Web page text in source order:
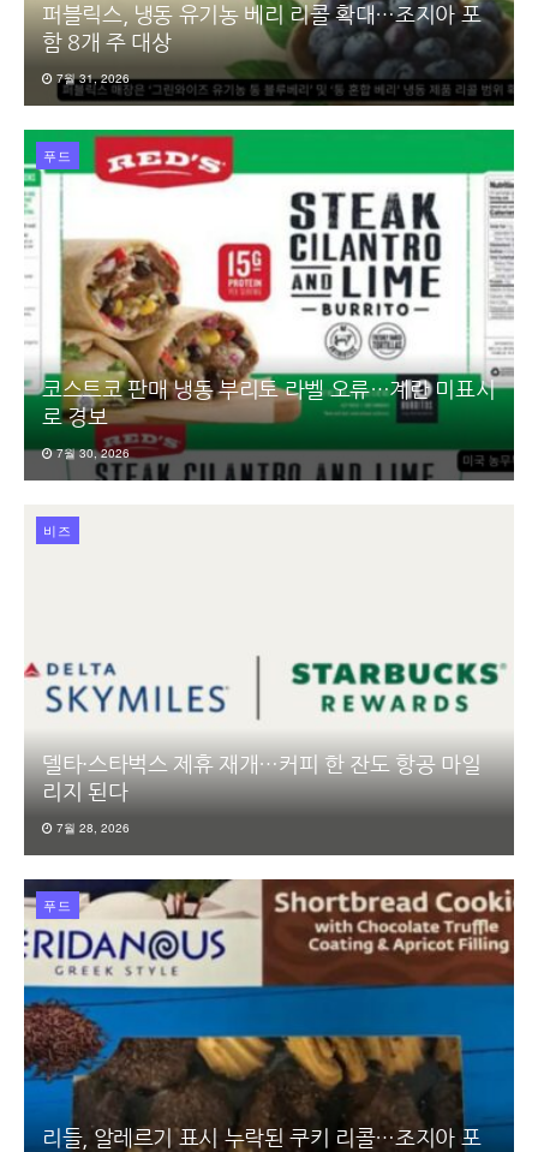
퍼블릭스, 냉동 유기농 베리 리콜 확대…조지아 포
함 8개 주 대상
7월 31, 2026
푸드
코스트코 판매 냉동 부리토 라벨 오류…계란 미표시
로 경보
7월 30, 2026
비즈
델타·스타벅스 제휴 재개…커피 한 잔도 항공 마일
리지 된다
7월 28, 2026
푸드
리들, 알레르기 표시 누락된 쿠키 리콜…조지아 포